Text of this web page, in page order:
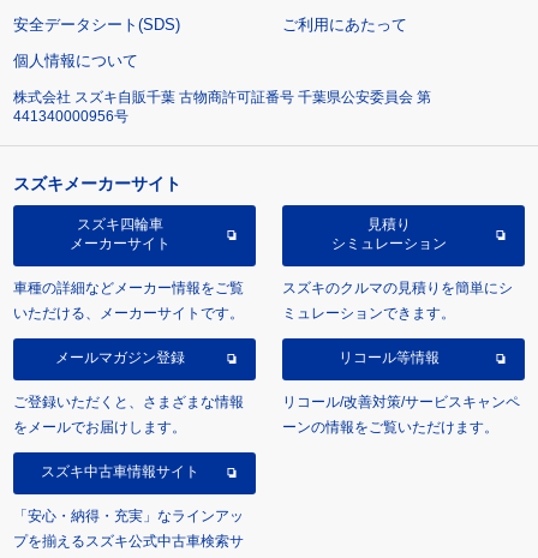
安全データシート(SDS)
ご利用にあたって
個人情報について
株式会社 スズキ自販千葉 古物商許可証番号 千葉県公安委員会 第
441340000956号
スズキメーカーサイト
スズキ四輪車
メーカーサイト
車種の詳細などメーカー情報をご覧
いただける、メーカーサイトです。
見積り
シミュレーション
スズキのクルマの見積りを簡単にシ
ミュレーションできます。
メールマガジン登録
ご登録いただくと、さまざまな情報
をメールでお届けします。
リコール等情報
リコール/改善対策/サービスキャンペ
ーンの情報をご覧いただけます。
スズキ中古車情報サイト
「安心・納得・充実」なラインアッ
プを揃えるスズキ公式中古車検索サ